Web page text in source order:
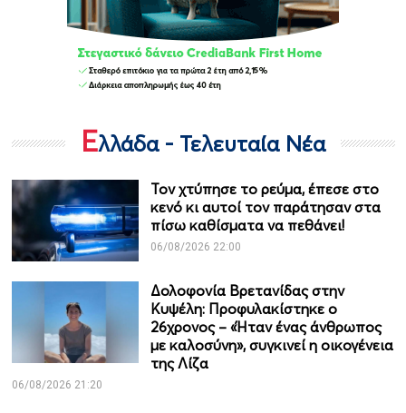
Ελλάδα - Τελευταία Νέα
Τον χτύπησε το ρεύμα, έπεσε στο
κενό κι αυτοί τον παράτησαν στα
πίσω καθίσματα να πεθάνει!
06/08/2026 22:00
Δολοφονία Βρετανίδας στην
Κυψέλη: Προφυλακίστηκε ο
26χρονος – «Ήταν ένας άνθρωπος
με καλοσύνη», συγκινεί η οικογένεια
της Λίζα
06/08/2026 21:20